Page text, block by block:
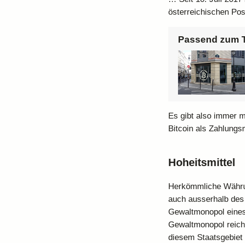
österreichischen
Passend zum
Es gibt also immer
Bitcoin als
Hoheitsmittel
Herkömmliche
auch ausserhalb
Gewaltmonopol
Gewaltmonopol
diesem